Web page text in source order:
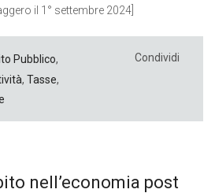
il 1° settembre 2024]
Pubblico,
, Tasse,
Condividi
nell’economia post